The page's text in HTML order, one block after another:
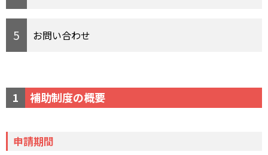
お問い合わせ
1 補助制度の概要
申請期間